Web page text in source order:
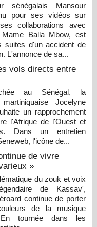
sénégalais Mansour
pour ses vidéos sur
collaborations avec
Mame Balla Mbow, est
suites d'un accident de
L'annonce de sa...
vols directs entre
au Sénégal, la
Jocelyne
un rapprochement
l'Afrique de l'Ouest et
Dans un entretien
l'icône de...
de vivre
»
du zouk et voix
de Kassav',
continue de porter
de la musique
En tournée dans les